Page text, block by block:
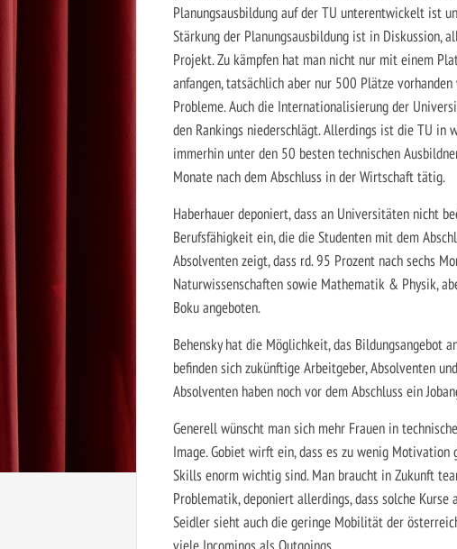
Planungsausbildung auf der TU unterentwickelt ist
Stärkung der Planungsausbildung ist in Diskussion,
Projekt. Zu kämpfen hat man nicht nur mit einem
anfangen, tatsächlich aber nur 500 Plätze
Probleme. Auch die Internationalisierung der
den Rankings niederschlägt. Allerdings ist die TU
immerhin unter den 50 besten technischen
Monate nach dem Abschluss in der Wirtschaft tätig.
Haberhauer deponiert, dass an Universitäten nicht
Berufsfähigkeit ein, die die Studenten mit dem
Absolventen zeigt, dass rd. 95 Prozent nach sechs
Naturwissenschaften sowie Mathematik & Physik,
Boku angeboten.
Behensky hat die Möglichkeit, das Bildungsangebot
befinden sich zukünftige Arbeitgeber, Absolventen
Absolventen haben noch vor dem Abschluss ein
Generell wünscht man sich mehr Frauen in
Image. Gobiet wirft ein, dass es zu wenig
Skills enorm wichtig sind. Man braucht in Zukunft
Problematik, deponiert allerdings, dass solche
Seidler sieht auch die geringe Mobilität der
viele Incomings als Outgoings.